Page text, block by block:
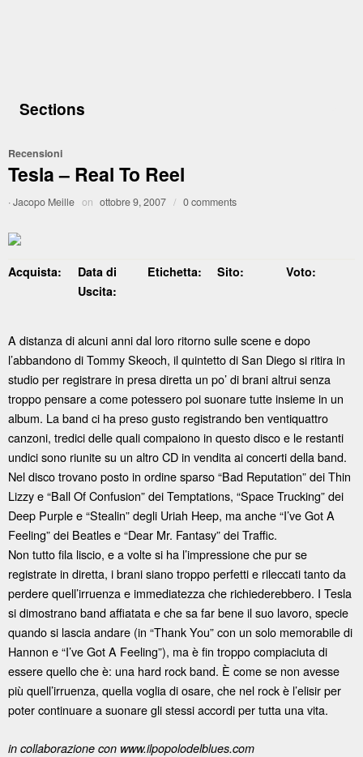
Sections
Recensioni
Tesla – Real To Reel
·Jacopo Meille on ottobre 9, 2007 / 0 comments
Acquista:
Data di
Uscita:
Etichetta: Sito: Voto:
A distanza di alcuni anni dal loro ritorno sulle scene e dopo
l’abbandono di Tommy Skeoch, il quintetto di San Diego si ritira in
studio per registrare in presa diretta un po’ di brani altrui senza
troppo pensare a come potessero poi suonare tutte insieme in un
album. La band ci ha preso gusto registrando ben ventiquattro
canzoni, tredici delle quali compaiono in questo disco e le restanti
undici sono riunite su un altro CD in vendita ai concerti della band.
Nel disco trovano posto in ordine sparso “Bad Reputation” dei Thin
Lizzy e “Ball Of Confusion” dei Temptations, “Space Trucking” dei
Deep Purple e “Stealin” degli Uriah Heep, ma anche “I’ve Got A
Feeling” dei Beatles e “Dear Mr. Fantasy” dei Traffic.
Non tutto fila liscio, e a volte si ha l’impressione che pur se
registrate in diretta, i brani siano troppo perfetti e rileccati tanto da
perdere quell’irruenza e immediatezza che richiederebbero. I Tesla
si dimostrano band affiatata e che sa far bene il suo lavoro, specie
quando si lascia andare (in “Thank You” con un solo memorabile di
Hannon e “I’ve Got A Feeling”), ma è fin troppo compiaciuta di
essere quello che è: una hard rock band. È come se non avesse
più quell’irruenza, quella voglia di osare, che nel rock è l’elisir per
poter continuare a suonare gli stessi accordi per tutta una vita.
in collaborazione con www.ilpopolodelblues.com